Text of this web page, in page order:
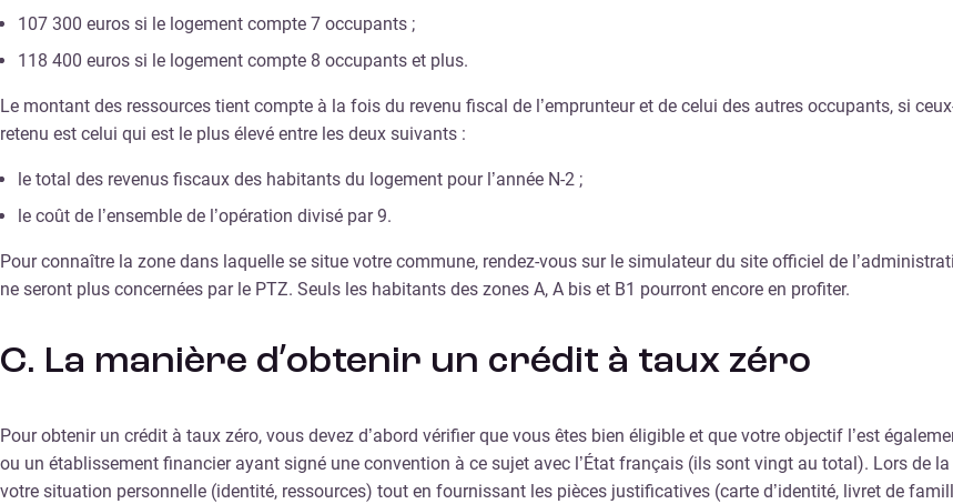
107 300 euros si le logement compte 7 occupants ;
118 400 euros si le logement compte 8 occupants et plus.
Le montant des ressources tient compte à la fois du revenu fiscal de l’emprunteur et de celui des autres occupants, si
retenu est celui qui est le plus élevé entre les deux suivants :
le total des revenus fiscaux des habitants du logement pour l’année N-2 ;
le coût de l’ensemble de l’opération divisé par 9.
Pour connaître la zone dans laquelle se situe votre commune, rendez-vous sur le simulateur du site officiel de
ne seront plus concernées par le PTZ. Seuls les habitants des zones A, A bis et B1 pourront encore en profiter.
C. La manière d’obtenir un crédit à taux zéro
Pour obtenir un crédit à taux zéro, vous devez d’abord vérifier que vous êtes bien éligible et que votre objectif l’est
ou un établissement financier ayant signé une convention à ce sujet avec l’État français (ils sont vingt au total). Lors de
votre situation personnelle (identité, ressources) tout en fournissant les pièces justificatives (carte d’identité, livret de